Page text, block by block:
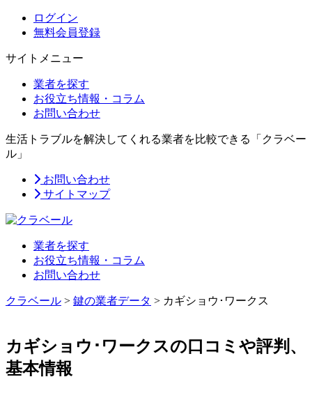
ログイン
無料会員登録
サイトメニュー
業者を探す
お役立ち情報・コラム
お問い合わせ
生活トラブルを解決してくれる業者を比較できる「クラベー
ル」
お問い合わせ
サイトマップ
業者を探す
お役立ち情報・コラム
お問い合わせ
クラベール > 鍵の業者データ > カギショウ･ワークス
カギショウ･ワークスの口コミや評判、
基本情報